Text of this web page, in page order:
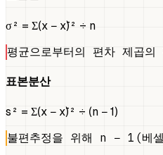
σ² = Σ(x − x̄)² ÷ n
평균으로부터의 편차 제곱의
표본분산
s² = Σ(x − x̄)² ÷ (n − 1)
불편추정을 위해 n − 1(베